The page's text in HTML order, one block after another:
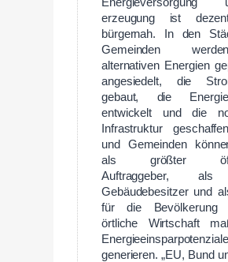
erzeugung ist
bürgernah. In den
Gemeinden
alternativen Energien
angesiedelt, die
gebaut, die
entwickelt und die
Infrastruktur
und Gemeinden
als größter
Auftraggeber, als
Gebäudebesitzer und
für die Bevölkerung
örtliche Wirtschaft
Energieeinsparpotenziale
generieren. „EU, Bund